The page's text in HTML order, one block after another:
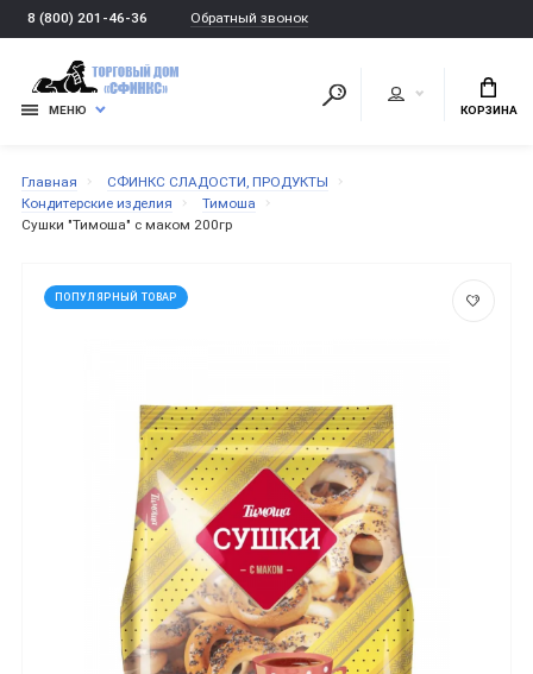
8 (800) 201-46-36 Обратный звонок
МЕНЮ КОРЗИНА
Главная
СФИНКС СЛАДОСТИ, ПРОДУКТЫ
Кондитерские изделия
Тимоша
Сушки "Тимоша" с маком 200гр
ПОПУЛЯРНЫЙ ТОВАР